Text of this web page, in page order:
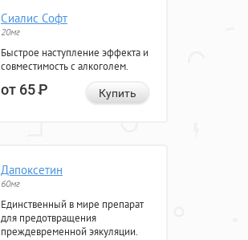
Сиалис Софт
20мг
Быстрое наступление эффекта и
совместимость с алкоголем.
от 65Р Купить
Дапоксетин
60мг
Единственный в мире препарат
для предотвращения
преждевременной эякуляции.